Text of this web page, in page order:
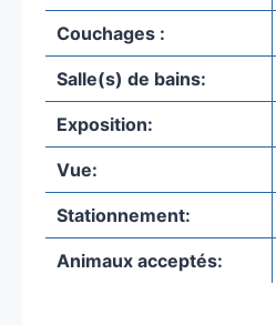
Couchages :
Salle(s) de bains:
Exposition:
Vue:
Stationnement:
Animaux acceptés: